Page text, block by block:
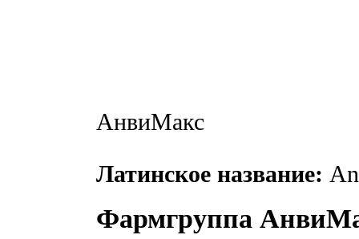
АнвиМакс
Латинское название:
Фармгруппа